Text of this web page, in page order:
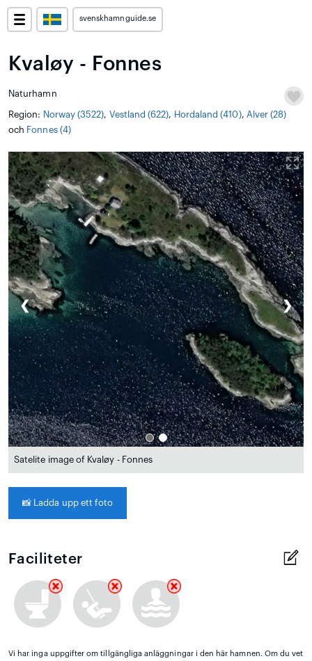
svenskhamnguide.se
Kvaløy - Fonnes
Naturhamn
Region: Norway (3522), Vestland (622), Hordaland (410), Alver (28)
och Fonnes (4)
❮ ❯
Satelite image of Kvaløy - Fonnes
📸 Ladda upp ett foto
Faciliteter
Vi har inga uppgifter om tillgängliga anläggningar i den här hamnen. Om du vet